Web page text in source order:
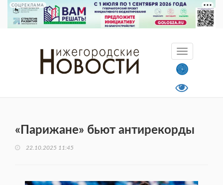
СОЦРЕКЛАМА
«Парижане» бьют антирекорды
22.10.2025 11:45